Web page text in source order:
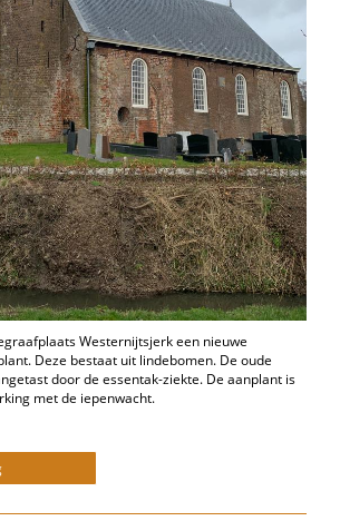
Westernijtsjerk een nieuwe
Deze bestaat uit lindebomen. De oude
door de essentak-ziekte. De aanplant is
met de iepenwacht.